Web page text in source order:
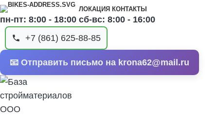
ЛОКАЦИЯ КОНТАКТЫ
пн-пт: 8:00 - 18:00 сб-вс: 8:00 - 16:00
+7 (861) 625-88-85
📧 Отправить письмо на krona62@mail.ru